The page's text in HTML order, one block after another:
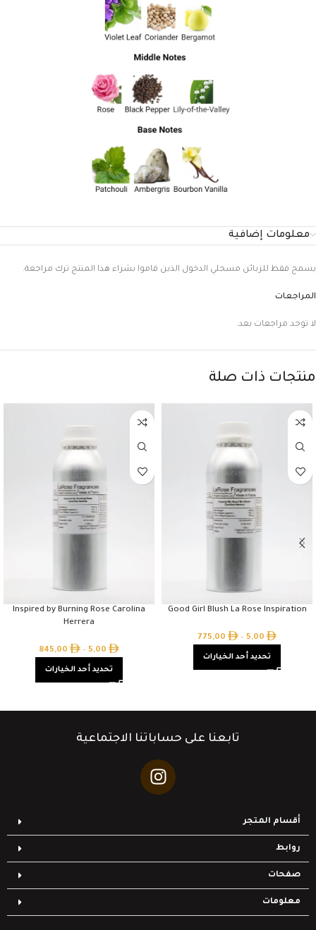
معلومات إضافية
المراجعات
لا توجد مراجعات بعد.
يسمح فقط للزبائن مسجلي الدخول الذين قاموا بشراء هذا المنتج ترك مراجعة.
منتجات ذات صلة
Good Girl Blush La Rose Inspiration
5,00
–
775,00
تحديد أحد الخيارات
Inspired by Burning Rose Carolina
Herrera
5,00
–
845,00
تحديد أحد الخيارات
تابعنا على حساباتنا الاجتماعية
أقسام المتجر
روابط
صفحات
معلومات